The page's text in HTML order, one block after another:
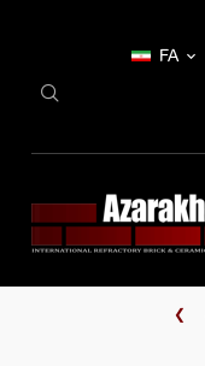
FA
❯